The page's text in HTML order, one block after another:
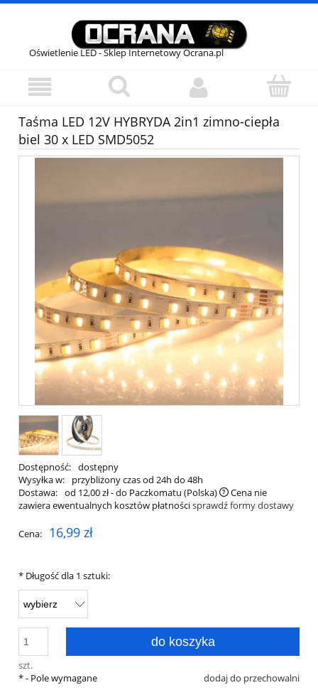
Oświetlenie LED - Sklep Internetowy Ocrana.pl
Taśma LED 12V HYBRYDA 2in1 zimno-ciepła
biel 30 x LED SMD5052
Dostępność: dostępny
Wysyłka w:
przybliżony czas od 24h do 48h
Dostawa: od 12,00 zł- do Paczkomatu (Polska)
Cena nie
zawiera ewentualnych kosztów płatnościsprawdź formy dostawy
Cena: 16,99 zł
* Długość dla 1 sztuki:
szt.
do koszyka
dodaj do przechowalni
*- Pole wymagane